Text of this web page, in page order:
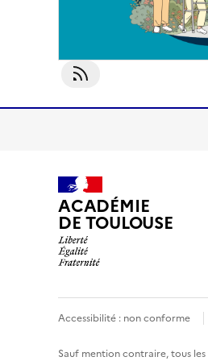
ACADÉMIE
DE TOULOUSE
Accessibilité : non conforme
Sauf mention contraire, tous